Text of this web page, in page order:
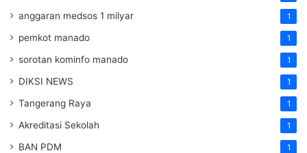
anggaran medsos 1 milyar 1
pemkot manado 1
sorotan kominfo manado 1
DIKSI NEWS 1
Tangerang Raya 1
Akreditasi Sekolah 1
BAN PDM 1